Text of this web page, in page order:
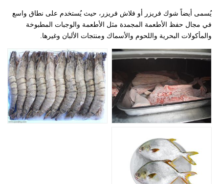
يُسمى أيضاً شوك فريزر أو فلاش فريزر، حيث يُستخدم على نطاق واسع
في مجال حفظ الأطعمة المجمدة مثل الأطعمة والوجبات المطبوخة
والمأكولات البحرية واللحوم والأسماك ومنتجات الألبان وغيرها.